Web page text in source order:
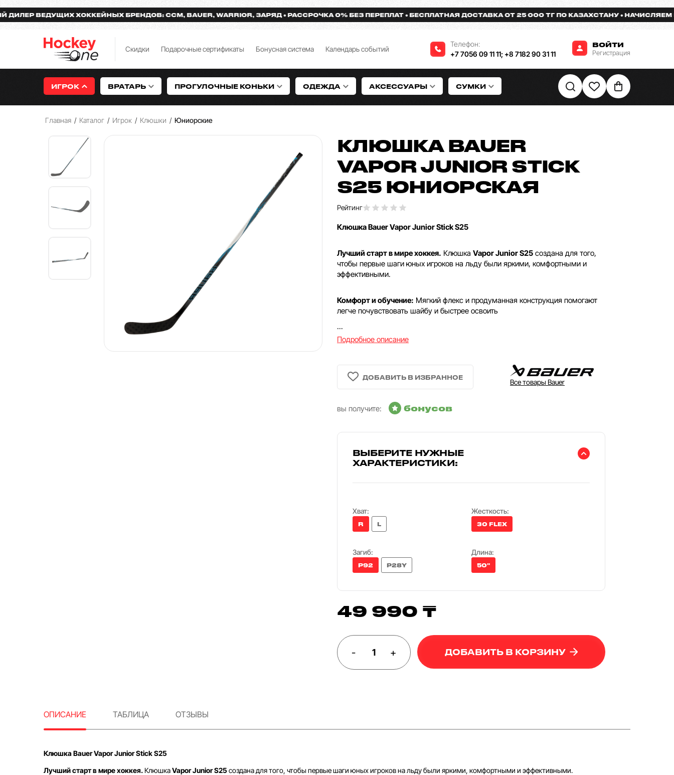
ВЕДУЩИХ ХОККЕЙНЫХ БРЕНДОВ: CCM, BAUER, WARRIOR, ЗАРЯД РАССРОЧКА 0% БЕЗ ПЕРЕПЛАТ БЕСПЛАТНАЯ ДОСТАВКА ОТ 25 000 ТГ ПО КАЗАХСТАНУ НАЧИСЛЯЕМ
Скидки Подарочные сертификаты Бонусная система Календарь событий
Телефон:
+7 7056 09 11 11; +8 7182 90 31 11
ВОЙТИ
Регистрация
ИГРОК ВРАТАРЬ ПРОГУЛОЧНЫЕ КОНЬКИ ОДЕЖДА АКСЕССУАРЫ СУМКИ
Главная / Каталог / Игрок / Клюшки / Юниорские
КЛЮШКА BAUER
VAPOR JUNIOR STICK
S25 ЮНИОРСКАЯ
Рейтинг
Клюшка Bauer Vapor Junior Stick S25
Лучший старт в мире хоккея. Клюшка Vapor Junior S25 создана для того,
чтобы первые шаги юных игроков на льду были яркими, комфортными и
эффективными.
Комфорт и обучение: Мягкий флекс и продуманная конструкция помогают
легче почувствовать шайбу и быстрее освоить
...
Подробное описание
Все товары Bauer
вы получите: бонусов
ВЫБЕРИТЕ НУЖНЫЕ
ХАРАКТЕРИСТИКИ:
Хват:
R L
Жесткость:
30 FLEX
Загиб:
P92 P28Y
Длина:
50"
49 990 ₸
- + ДОБАВИТЬ В КОРЗИНУ
ОПИСАНИЕ ТАБЛИЦА ОТЗЫВЫ
Клюшка Bauer Vapor Junior Stick S25
Лучший старт в мире хоккея.КлюшкаVapor Junior S25 создана для того, чтобы первые шаги юных игроков на льду были яркими, комфортными и эффективными.